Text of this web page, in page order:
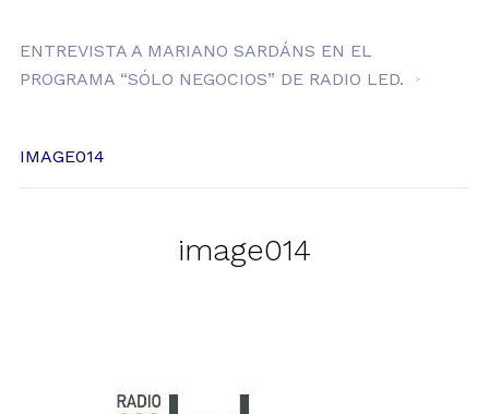
ENTREVISTA A MARIANO SARDÁNS EN EL
PROGRAMA “SÓLO NEGOCIOS” DE RADIO LED.
IMAGE014
image014